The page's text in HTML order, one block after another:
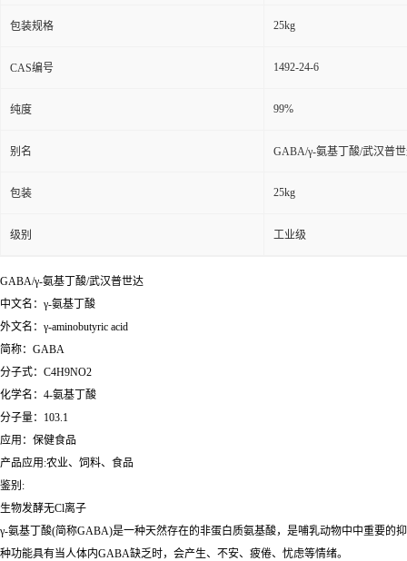
包装规格 25kg
CAS编号 1492-24-6
纯度 99%
别名 GABA/γ-氨基丁酸/武汉普
包装 25kg
级别 工业级
GABA/γ-氨基丁酸/武汉普世达
中文名：γ-氨基丁酸
外文名：γ-aminobutyric acid
简称：GABA
分子式：C4H9NO2
化学名：4-氨基丁酸
分子量：103.1
应用：保健食品
产品应用:农业、饲料、食品
鉴别:
生物发酵无Cl离子
γ-氨基丁酸(简称GABA)是一种天然存在的非蛋白质氨基酸，是哺乳动物中中重要
种功能具有当人体内GABA缺乏时，会产生、不安、疲倦、忧虑等情绪。